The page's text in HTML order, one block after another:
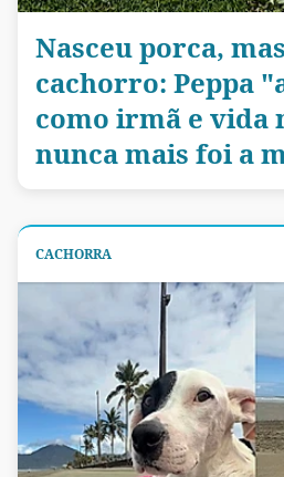
Nasceu porca,
cachorro: Peppa
como irmã e vida
nunca mais foi a
CACHORRA